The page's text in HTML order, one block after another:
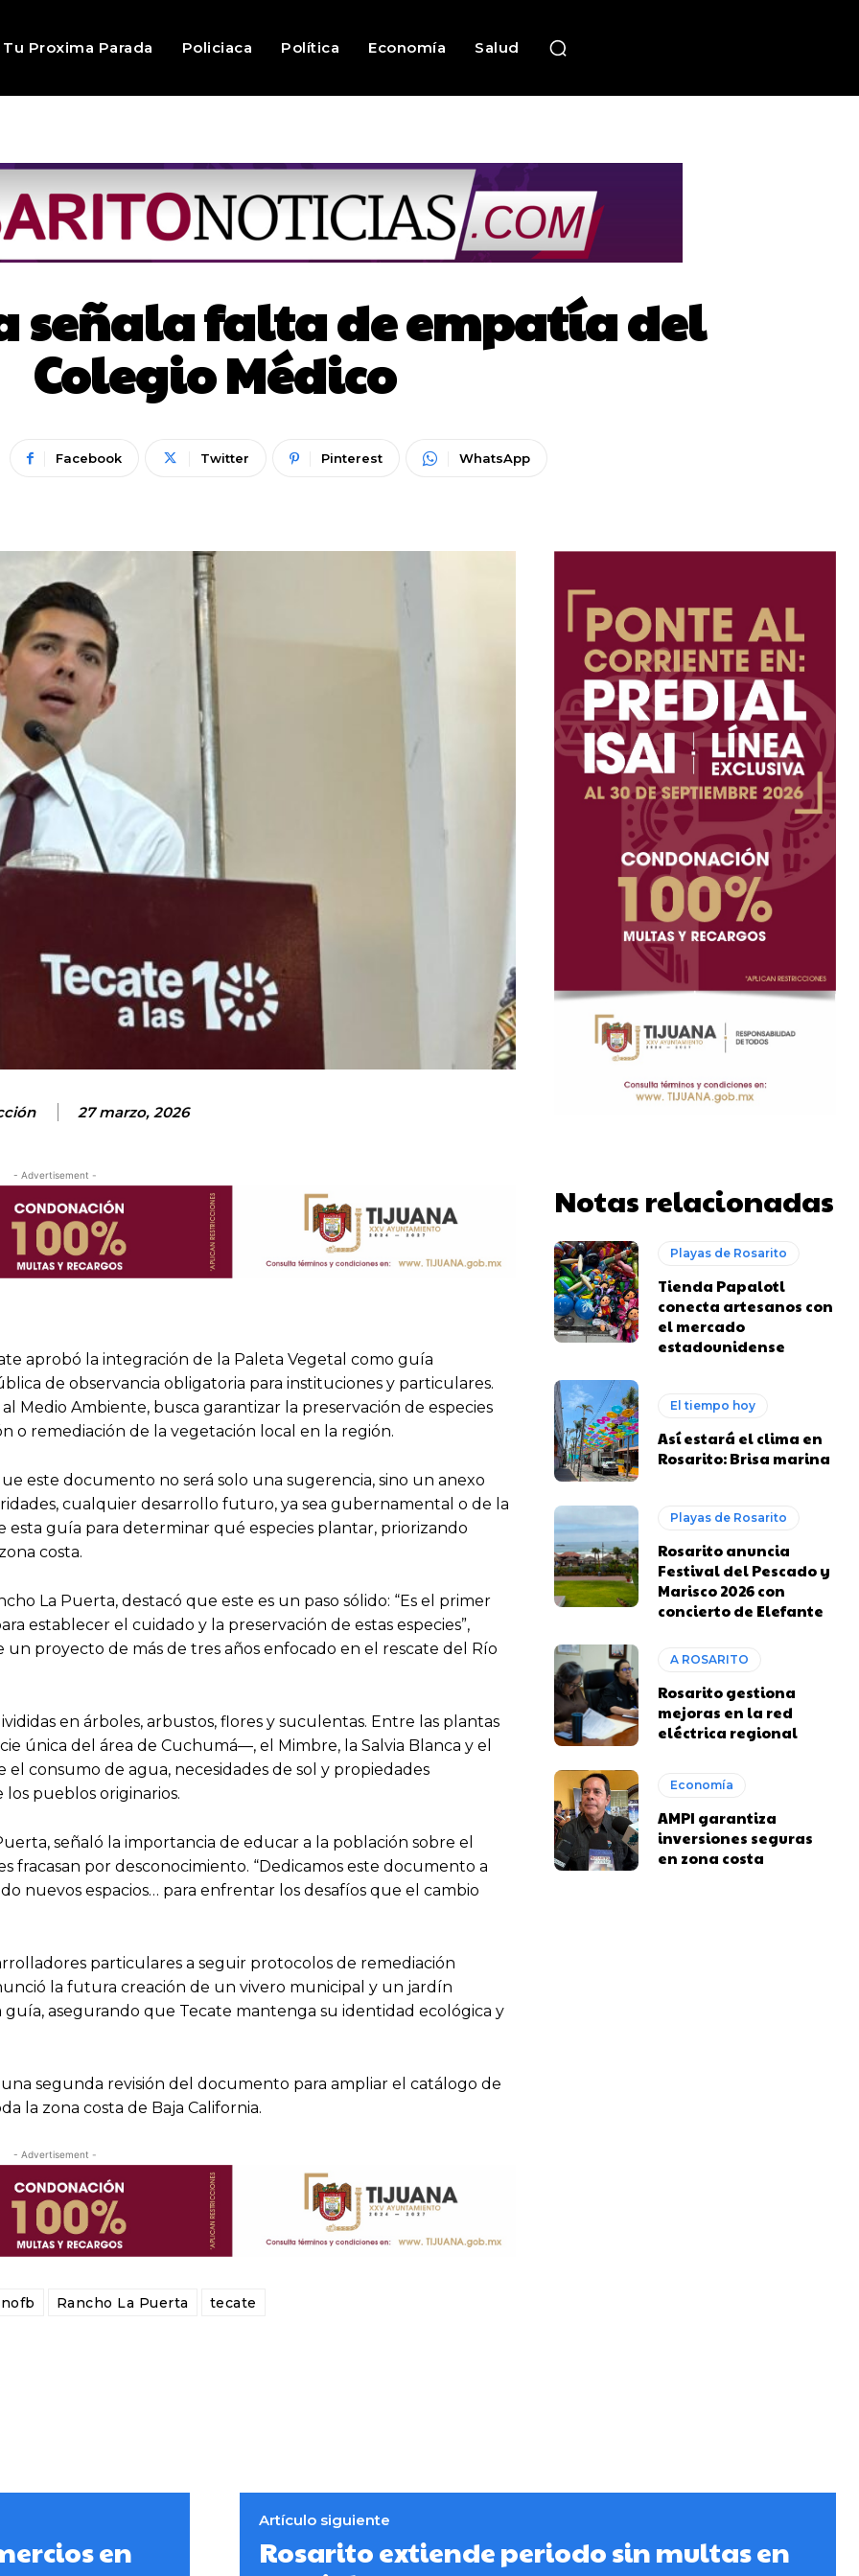
Tu Proxima Parada Policiaca Política Economía Salud
señala falta de empatía del
Colegio Médico
Facebook Twitter Pinterest WhatsApp
27 marzo, 2026
- Advertisement -
aprobó la integración de la Paleta Vegetal como guía
de observancia obligatoria para instituciones y particulares.
Medio Ambiente, busca garantizar la preservación de especies
remediación de la vegetación local en la región.
este documento no será solo una sugerencia, sino un anexo
cualquier desarrollo futuro, ya sea gubernamental o de la
esta guía para determinar qué especies plantar, priorizando
costa.
La Puerta, destacó que este es un paso sólido: “Es el primer
establecer el cuidado y la preservación de estas especies”,
proyecto de más de tres años enfocado en el rescate del Río
en árboles, arbustos, flores y suculentas. Entre las plantas
única del área de Cuchumá—, el Mimbre, la Salvia Blanca y el
consumo de agua, necesidades de sol y propiedades
pueblos originarios.
señaló la importancia de educar a la población sobre el
fracasan por desconocimiento. “Dedicamos este documento a
nuevos espacios… para enfrentar los desafíos que el cambio
particulares a seguir protocolos de remediación
la futura creación de un vivero municipal y un jardín
asegurando que Tecate mantenga su identidad ecológica y
segunda revisión del documento para ampliar el catálogo de
la zona costa de Baja California.
- Advertisement -
nofb Rancho La Puerta tecate
Notas relacionadas
Playas de Rosarito
Tienda Papalotl
conecta artesanos con
el mercado
estadounidense
El tiempo hoy
Así estará el clima en
Rosarito: Brisa marina
Playas de Rosarito
Rosarito anuncia
Festival del Pescado y
Marisco 2026 con
concierto de Elefante
A ROSARITO
Rosarito gestiona
mejoras en la red
eléctrica regional
Economía
AMPI garantiza
inversiones seguras
en zona costa
en
Artículo siguiente
Rosarito extiende periodo sin multas en